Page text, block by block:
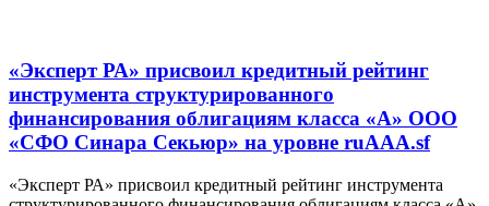
«Эксперт РА» присвоил кредитный рейтинг
инструмента структурированного
финансирования облигациям класса «А» ООО
«СФО Синара Секьюр» на уровне ruAAA.sf
«Эксперт РА» присвоил кредитный рейтинг инструмента